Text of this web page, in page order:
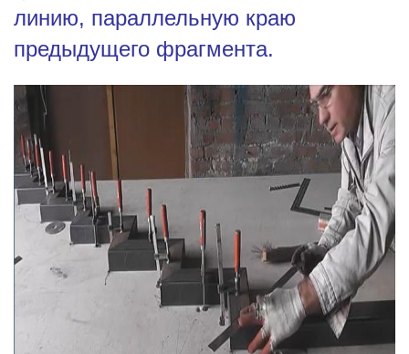
линию, параллельную краю
предыдущего фрагмента.